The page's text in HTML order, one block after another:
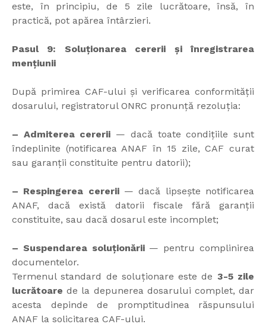
este, în principiu, de 5 zile lucrătoare, însă, în
practică, pot apărea întârzieri.
Pasul 9: Soluționarea cererii și înregistrarea
mențiunii
După primirea CAF-ului și verificarea conformității
dosarului, registratorul ONRC pronunță rezoluția:
– Admiterea cererii — dacă toate condițiile sunt
îndeplinite (notificarea ANAF în 15 zile, CAF curat
sau garanții constituite pentru datorii);
– Respingerea cererii— dacă lipsește notificarea
ANAF, dacă există datorii fiscale fără garanții
constituite, sau dacă dosarul este incomplet;
– Suspendarea soluționării— pentru complinirea
documentelor.
Termenul standard de soluționare este de 3-5 zile
lucrătoare de la depunerea dosarului complet, dar
acesta depinde de promptitudinea răspunsului
ANAF la solicitarea CAF-ului.